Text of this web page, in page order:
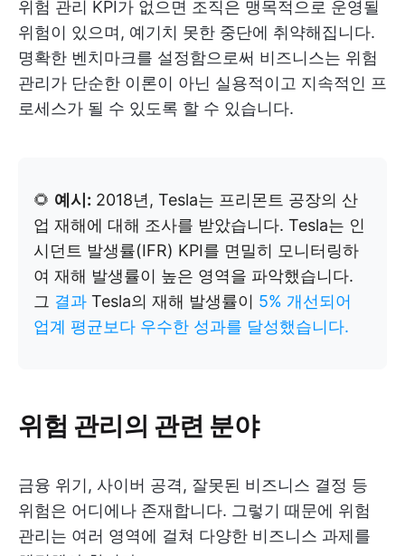
위험 관리 KPI가 없으면 조직은 맹목적으로 운영될
위험이 있으며, 예기치 못한 중단에 취약해집니다.
명확한 벤치마크를 설정함으로써 비즈니스는 위험
관리가 단순한 이론이 아닌 실용적이고 지속적인 프
로세스가 될 수 있도록 할 수 있습니다.
🌻 예시: 2018년, Tesla는 프리몬트 공장의 산
업 재해에 대해 조사를 받았습니다. Tesla는 인
시던트 발생률(IFR) KPI를 면밀히 모니터링하
여 재해 발생률이 높은 영역을 파악했습니다.
그 결과 Tesla의 재해 발생률이 5% 개선되어
업계 평균보다 우수한 성과를 달성했습니다.
위험 관리의 관련 분야
금융 위기, 사이버 공격, 잘못된 비즈니스 결정 등
위험은 어디에나 존재합니다. 그렇기 때문에 위험
관리는 여러 영역에 걸쳐 다양한 비즈니스 과제를